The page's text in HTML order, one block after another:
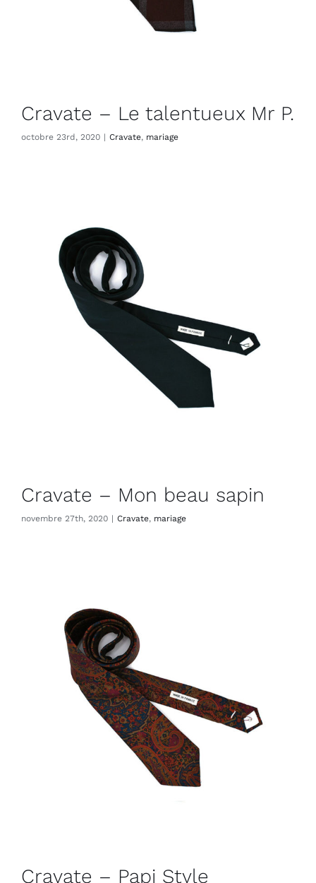
Cravate – Le talentueux Mr P.
octobre 23rd, 2020 | Cravate, mariage
Cravate – Mon beau sapin
novembre 27th, 2020 | Cravate, mariage
Cravate – Papi Style